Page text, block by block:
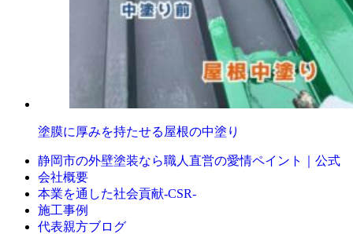
塗膜に厚みを持たせる屋根の中塗り
静岡市の外壁塗装なら職人直営の愛情ペイント｜公式
会社概要
本業を通した社会貢献-CSR-
施工事例
代表親方ブログ